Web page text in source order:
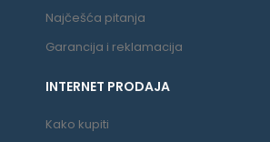
Najčešća pitanja
Garancija i reklamacija
INTERNET PRODAJA
Kako kupiti